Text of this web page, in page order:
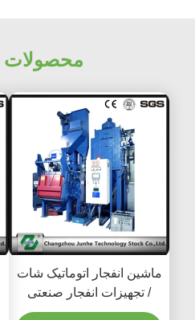
محصولات
ماشین انفجار اتوماتیک شات
/ تجهیزات انفجار صنعتی
صنعتی بهره وری بالا